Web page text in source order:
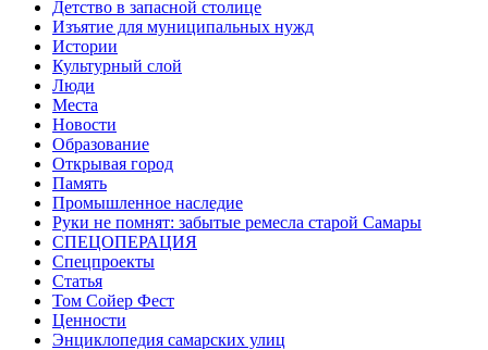
Детство в запасной столице
Изъятие для муниципальных нужд
Истории
Культурный слой
Люди
Места
Новости
Образование
Открывая город
Память
Промышленное наследие
Руки не помнят: забытые ремесла старой Самары
СПЕЦОПЕРАЦИЯ
Спецпроекты
Статья
Том Сойер Фест
Ценности
Энциклопедия самарских улиц